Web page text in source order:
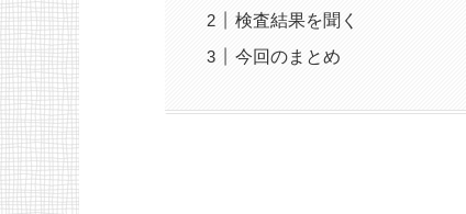
検査結果を聞く
今回のまとめ